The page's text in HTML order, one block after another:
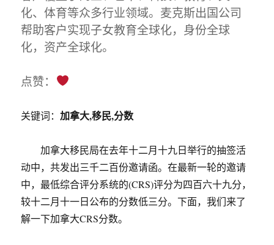
化、体育等众多行业领域。麦克斯出国公司
帮助客户实现子女教育全球化，身份全球
化，资产全球化。
点赞：
关键词：加拿大,移民,分数
加拿大移民局在去年十二月十九日举行的抽签活
动中，共发出三千二百份邀请函。在最新一轮的邀请
中，最低综合评分系统的(CRS)评分为四百六十九分，
较十二月十一日公布的分数低三分。下面，我们来了
解一下加拿大CRS分数。